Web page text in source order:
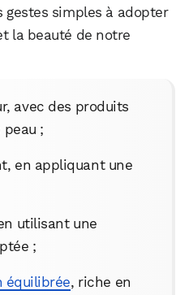
gestes simples à adopter
la beauté de notre
avec des produits
;
en appliquant une
utilisant une
;
équilibrée, riche en